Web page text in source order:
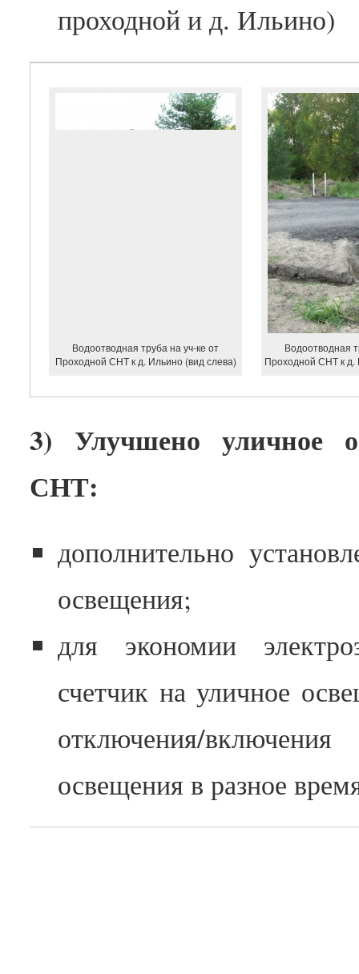
проходной и д. Ильино)
Водоотводная труба на уч-ке от
Проходной СНТ к д. Ильино (вид слева)
Водоотводная
Проходной СНТ к д.
3) Улучшено уличное
СНТ:
дополнительно
освещения;
для экономии
счетчик на уличное
отключения/
освещения в разное